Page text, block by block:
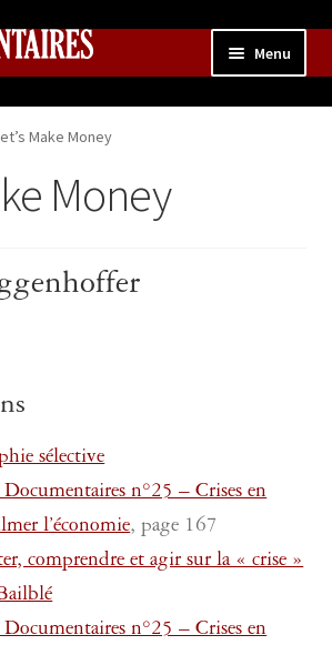
Menu
? Make Money
Money
sélective
Documentaires n°25 – Crises en
l’économie, page 167
comprendre et agir sur la « crise »
Documentaires n°25 – Crises en